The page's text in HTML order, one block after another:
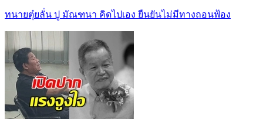
ทนายตุ๋ยลั่น ปู มัณฑนา คิดไปเอง ยืนยันไม่มีทางถอนฟ้อง